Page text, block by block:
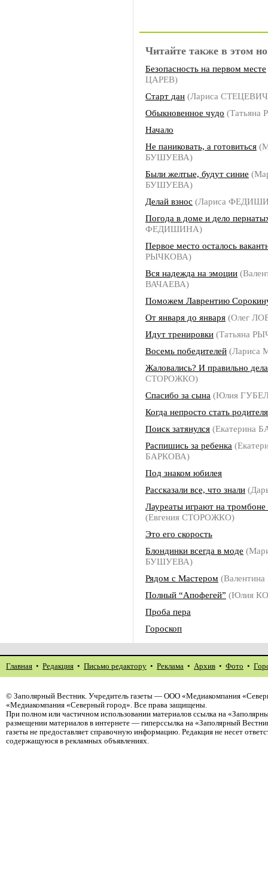
Читайте также в этом
Безопасность на первом месте
ЦАРЕВ)
Старт дан (Лариса
Обыкновенное чудо
Начало
Не паниковать, а готовиться
БУШУЕВА)
Были желтые, будут синие
БУШУЕВА)
Делай взнос (Лариса
Погода в доме и дело
ФЕДИШИНА)
Первое место осталось
РЫЧКОВА)
Вся надежда на эмоции
ВАЧАЕВА)
Поможем Лаврентию
От января до января (Олег
Идут тренировки (Татьяна
Восемь победителей
Жаловались? И правильно
СТОРОЖКО)
Спасибо за сына (Юлия
Когда непросто стать
Поиск затянулся (Екатерина
Распишись за ребенка
БАРКОВА)
Под знаком юбилея
Рассказали все, что знали
Лауреаты играют на тромбоне
(Евгения СТОРОЖКО)
Это его скорость
Блондинки всегда в моде
БУШУЕВА)
Рядом с Мастером
Полный “Апофегей” (Юлия
Проба пера
Гороскоп
Главная • Редакция • Письмо редактору • Реклама • Архив • Фото •
© Заполярный Вестник. Учредитель газеты — ООО «Медиакомпания
«Медиакомпания «Северный город». Все права защищены.
При полном или частичном использовании материалов ссылка на
размещении материалов в интернете — гиперссылка на «Заполярный
газеты не предоставляет справочную информацию. Редакция не несет
содержащуюся в рекламных объявлениях.